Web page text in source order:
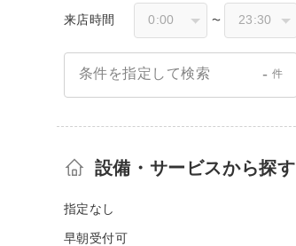
来店時間 〜
条件を指定して検索 - 件
設備・サービスから探す
指定なし
早朝受付可